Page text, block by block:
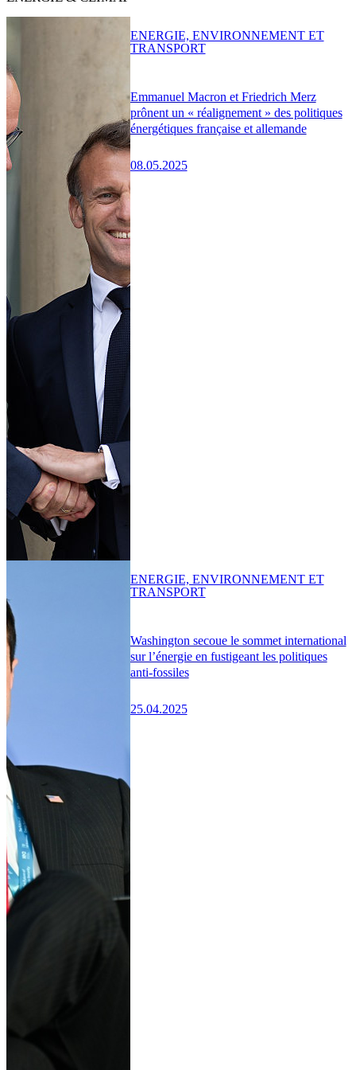
Emmanuel Macron et Friedrich Merz
prônent un « réalignement » des politiques
énergétiques française et allemande
08.05.2025
ENERGIE, ENVIRONNEMENT ET
TRANSPORT
Washington secoue le sommet international
sur l’énergie en fustigeant les politiques
anti-fossiles
25.04.2025
ENERGIE, ENVIRONNEMENT ET
TRANSPORT